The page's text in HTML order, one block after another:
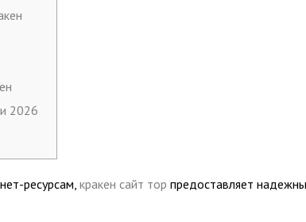
2026
ресурсам, кракен сайт тор предоставляет